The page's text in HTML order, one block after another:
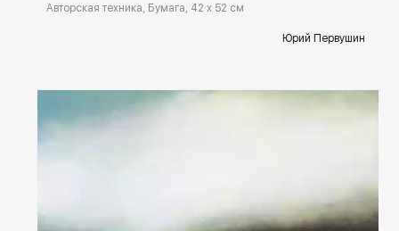
Авторская техника, Бумага, 42 x 52 см
Юрий Первушин